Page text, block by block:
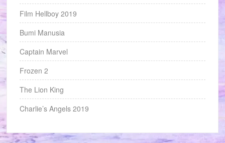
Film Hellboy 2019
Bumi Manusia
Captain Marvel
Frozen 2
The Lion King
Charlie’s Angels 2019